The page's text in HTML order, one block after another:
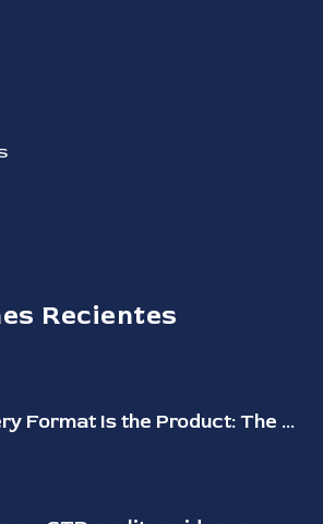
Recientes
Format Is the Product: The ...